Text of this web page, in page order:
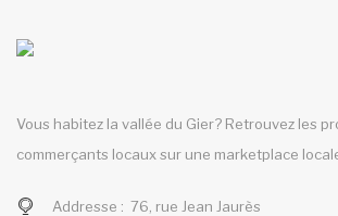
Vous habitez la vallée du Gier? Retrouvez les
commerçants locaux sur une marketplace
Addresse : 76, rue Jean Jaurès